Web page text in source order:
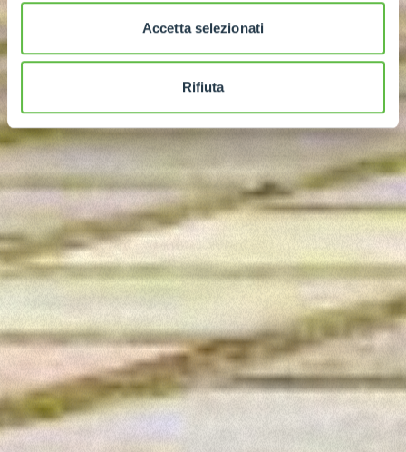
Accetta selezionati
Rifiuta